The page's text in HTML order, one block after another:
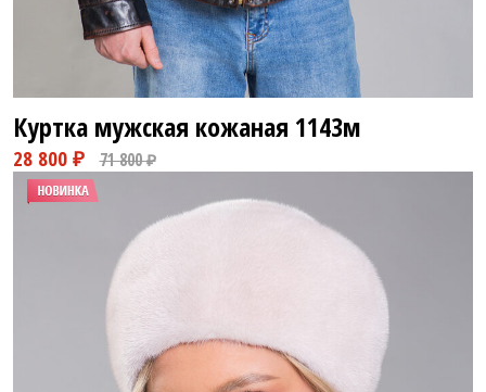
Куртка мужская кожаная 1143м